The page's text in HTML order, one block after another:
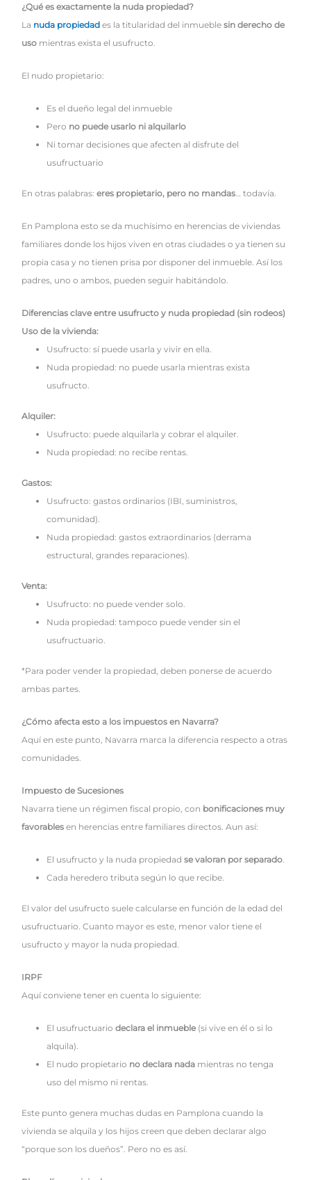
¿Qué es exactamente la nuda propiedad?
La nuda propiedad es la titularidad del inmueble sin derecho de
uso mientras exista el usufructo.
El nudo propietario:
Es el dueño legal del inmueble
Pero no puede usarlo ni alquilarlo
Ni tomar decisiones que afecten al disfrute del
usufructuario
En otras palabras: eres propietario, pero no mandas … todavía.
En Pamplona esto se da muchísimo en herencias de viviendas
familiares donde los hijos viven en otras ciudades o ya tienen su
propia casa y no tienen prisa por disponer del inmueble. Así los
padres, uno o ambos, pueden seguir habitándolo.
Diferencias clave entre usufructo y nuda propiedad (sin rodeos)
Uso de la vivienda:
Usufructo: sí puede usarla y vivir en ella.
Nuda propiedad: no puede usarla mientras exista
usufructo.
Alquiler:
Usufructo: puede alquilarla y cobrar el alquiler.
Nuda propiedad: no recibe rentas.
Gastos:
Usufructo: gastos ordinarios (IBI, suministros,
comunidad).
Nuda propiedad: gastos extraordinarios (derrama
estructural, grandes reparaciones).
Venta:
Usufructo: no puede vender solo.
Nuda propiedad: tampoco puede vender sin el
usufructuario.
*Para poder vender la propiedad, deben ponerse de acuerdo
ambas partes.
¿Cómo afecta esto a los impuestos en Navarra?
Aquí en este punto, Navarra marca la diferencia respecto a otras
comunidades.
Impuesto de Sucesiones
Navarra tiene un régimen fiscal propio, con bonificaciones muy
favorables en herencias entre familiares directos. Aun así:
El usufructo y la nuda propiedad se valoran por separado
Cada heredero tributa según lo que recibe.
El valor del usufructo suele calcularse en función de la edad del
usufructuario. Cuanto mayor es este, menor valor tiene el
usufructo y mayor la nuda propiedad.
IRPF
Aquí conviene tener en cuenta lo siguiente:
El usufructuario declara el inmueble(si vive en él o si lo
alquila).
El nudo propietario no declara nada mientras no tenga
uso del mismo ni rentas.
Este punto genera muchas dudas en Pamplona cuando la
vivienda se alquila y los hijos creen que deben declarar algo
“porque son los dueños”. Pero no es así.